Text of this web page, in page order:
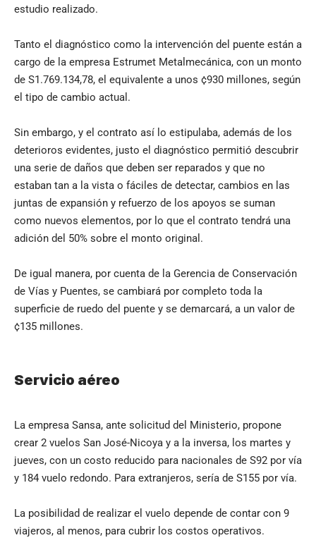
estudio realizado.
Tanto el diagnóstico como la intervención del puente están a
cargo de la empresa Estrumet Metalmecánica, con un monto
de S1.769.134,78, el equivalente a unos ¢930 millones, según
el tipo de cambio actual.
Sin embargo, y el contrato así lo estipulaba, además de los
deterioros evidentes, justo el diagnóstico permitió descubrir
una serie de daños que deben ser reparados y que no
estaban tan a la vista o fáciles de detectar, cambios en las
juntas de expansión y refuerzo de los apoyos se suman
como nuevos elementos, por lo que el contrato tendrá una
adición del 50% sobre el monto original.
De igual manera, por cuenta de la Gerencia de Conservación
de Vías y Puentes, se cambiará por completo toda la
superficie de ruedo del puente y se demarcará, a un valor de
¢135 millones.
Servicio aéreo
La empresa Sansa, ante solicitud del Ministerio, propone
crear 2 vuelos San José-Nicoya y a la inversa, los martes y
jueves, con un costo reducido para nacionales de S92 por vía
y 184 vuelo redondo. Para extranjeros, sería de S155 por vía.
La posibilidad de realizar el vuelo depende de contar con 9
viajeros, al menos, para cubrir los costos operativos.